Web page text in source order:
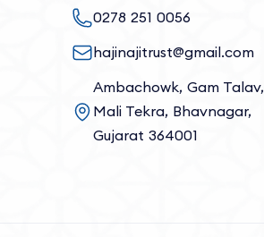
0278 251 0056
hajinajitrust@gmail.com
Ambachowk, Gam Talav,
Mali Tekra, Bhavnagar,
Gujarat 364001